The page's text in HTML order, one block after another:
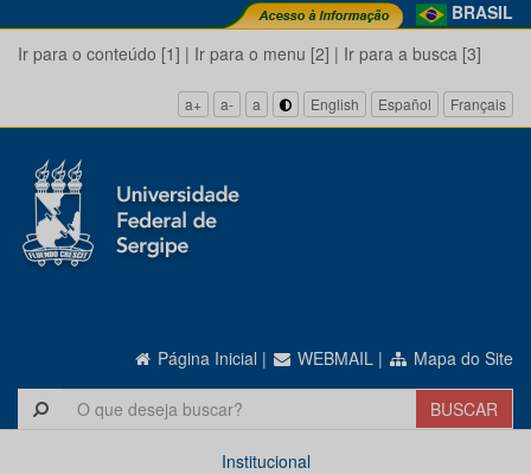
BRASIL
Ir para o conteúdo [1] | Ir para o menu [2] | Ir para a busca [3]
a+ a- a English Español Français
Página Inicial | WEBMAIL | Mapa do Site
Institucional